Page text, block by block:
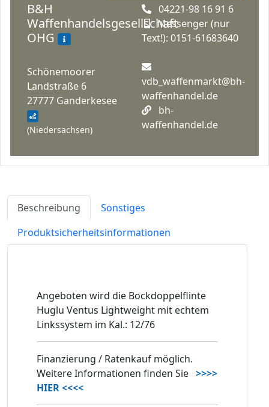
B&H
Waffenhandelsgesellschaft
OHG
Schönemoorer
Landstraße 6
27777 Ganderkesee
(Niedersachsen)
04221-98 16 91 6
Messenger (nur
Text!): 0151-61683640
vdb_waffenmarkt@bh-
waffenhandel.de
bh-
waffenhandel.de
Beschreibung
Sonstiges
Produktsicherheitsinformationen
Angeboten wird die Bockdoppelflinte
Huglu Ventus Lightweight mit echtem
Linkssystem im Kal.: 12/76
Finanzierung / Ratenkauf möglich.
Weitere Informationen finden Sie >>>>
HIER <<<<